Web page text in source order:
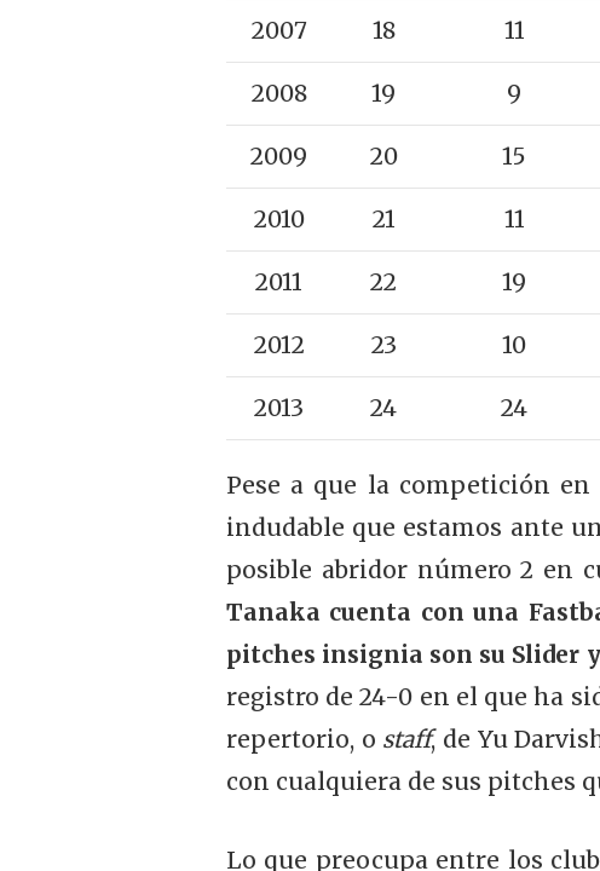
2007 18 11
2008 19 9
2009 20 15
2010 21 11
2011 22 19
2012 23 10
2013 24 24
Pese a que la competición
indudable que estamos ante
posible abridor número 2 en
Tanaka cuenta con una
pitches insignia son su Slider
registro de 24-0 en el que ha
repertorio, o staff, de Yu
con cualquiera de sus pitches
Lo que preocupa entre los